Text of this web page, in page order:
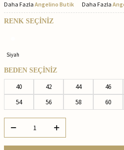
Daha Fazla Angelino Butik Daha Fazla
RENK SEÇİNİZ
Siyah
BEDEN SEÇİNİZ
40 42 44 46
54
56 58 60